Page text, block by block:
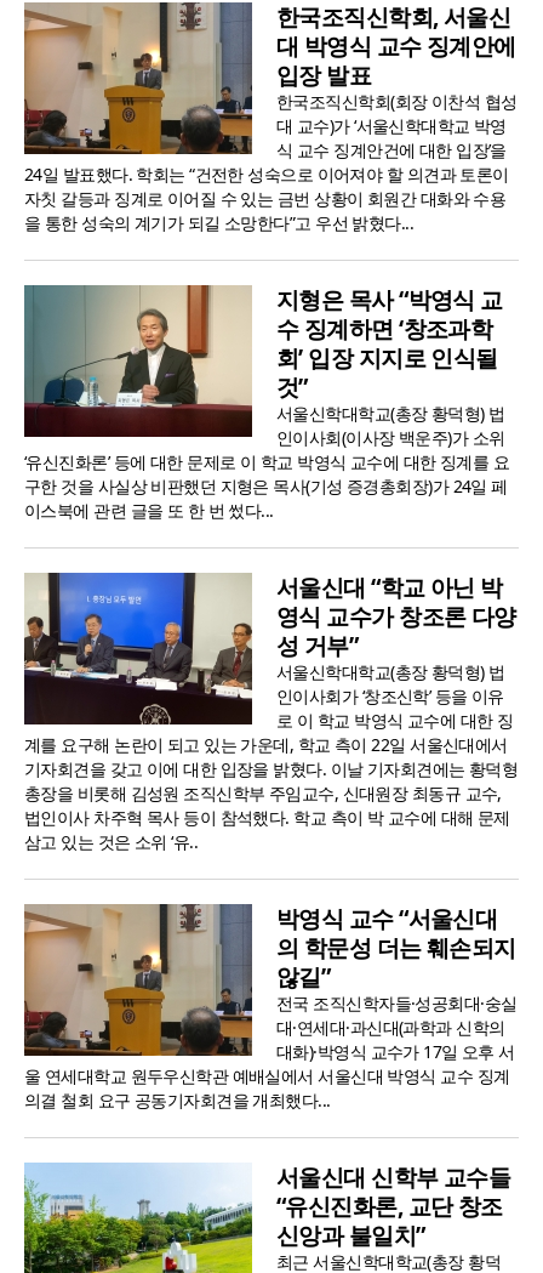
한국조직신학회, 서울신
대 박영식 교수 징계안에
입장 발표
한국조직신학회(회장 이찬석 협성
대 교수)가 ‘서울신학대학교 박영
식 교수 징계안건에 대한 입장’을
24일 발표했다. 학회는 “건전한 성숙으로 이어져야 할 의견과 토론이
자칫 갈등과 징계로 이어질 수 있는 금번 상황이 회원간 대화와 수용
을 통한 성숙의 계기가 되길 소망한다”고 우선 밝혔다...
지형은 목사 “박영식 교
수 징계하면 ‘창조과학
회’ 입장 지지로 인식될
것”
서울신학대학교(총장 황덕형) 법
인이사회(이사장 백운주)가 소위
‘유신진화론’ 등에 대한 문제로 이 학교 박영식 교수에 대한 징계를 요
구한 것을 사실상 비판했던 지형은 목사(기성 증경총회장)가 24일 페
이스북에 관련 글을 또 한 번 썼다...
서울신대 “학교 아닌 박
영식 교수가 창조론 다양
성 거부”
서울신학대학교(총장 황덕형) 법
인이사회가 ‘창조신학’ 등을 이유
로 이 학교 박영식 교수에 대한 징
계를 요구해 논란이 되고 있는 가운데, 학교 측이 22일 서울신대에서
기자회견을 갖고 이에 대한 입장을 밝혔다. 이날 기자회견에는 황덕형
총장을 비롯해 김성원 조직신학부 주임교수, 신대원장 최동규 교수,
법인이사 차주혁 목사 등이 참석했다. 학교 측이 박 교수에 대해 문제
삼고 있는 것은 소위 ‘유..
박영식 교수 “서울신대
의 학문성 더는 훼손되지
않길”
전국 조직신학자들·성공회대·숭실
대·연세대·과신대(과학과 신학의
대화)·박영식 교수가 17일 오후 서
울 연세대학교 원두우신학관 예배실에서 서울신대 박영식 교수 징계
의결 철회 요구 공동기자회견을 개최했다...
서울신대 신학부 교수들
“유신진화론, 교단 창조
신앙과 불일치”
최근 서울신학대학교(총장 황덕